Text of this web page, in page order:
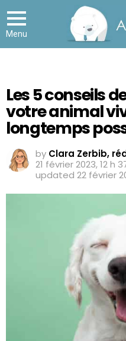
Menu
Les 5 conseils
votre animal
longtemps
by Clara Zerbib,
21 février 2023, 12 h
updated 22 février